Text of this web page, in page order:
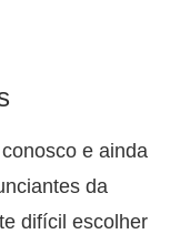
e ainda
da
difícil escolher